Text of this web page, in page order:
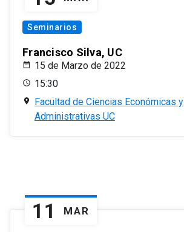
Seminarios
Francisco Silva, UC
15 de Marzo de 2022
15:30
Facultad de Ciencias Económicas y
Administrativas UC
11 MAR